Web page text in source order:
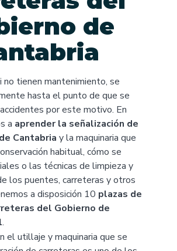
de
no tienen mantenimiento, se
hasta el punto de que se
por este motivo. En
a aprender la señalización de
Cantabria y la maquinaria que
habitual, cómo se
o las técnicas de limpieza y
los puentes, carreteras y otros
a disposición 10 plazas de
del Gobierno de
.
el utillaje y maquinaria que se